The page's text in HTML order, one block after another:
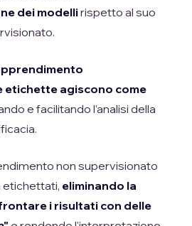
dei modellirispetto al suo
etichette agiscono come
e facilitando l'analisi della
non supervisionato
etichettati, eliminando la
i risultati con delle